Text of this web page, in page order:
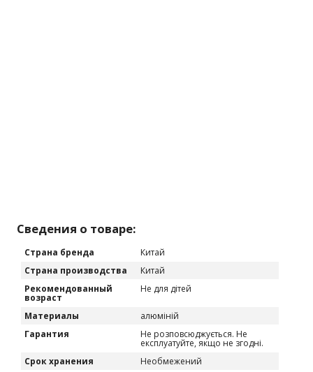
Сведения о товаре:
Страна бренда
Китай
Страна производства
Китай
Рекомендованный
возраст
Не для дітей
Материалы
алюміній
Гарантия
Не розповсюджується. Не
експлуатуйте, якщо не згодні.
Срок хранения
Необмежений